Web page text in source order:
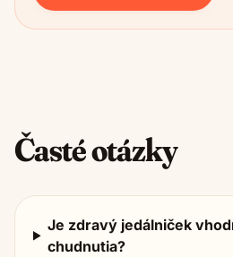
Časté otázky
Je zdravý jedálniček
chudnutia?